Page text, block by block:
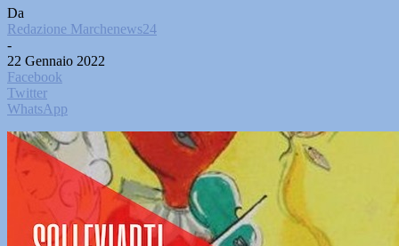
Da
Redazione Marchenews24
-
22 Gennaio 2022
Facebook
Twitter
WhatsApp